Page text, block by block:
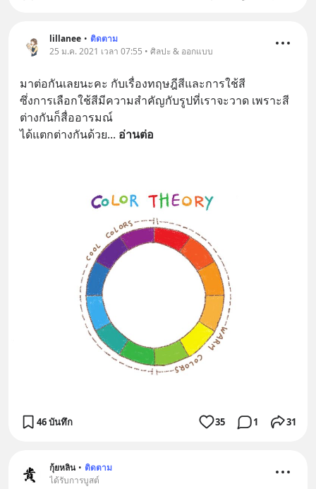
lillanee • ติดตาม
25 ม.ค. 2021 เวลา 07:55 • ศิลปะ & ออกแบบ
มาต่อกันเลยนะคะ กับเรื่องทฤษฎีสีและการใช้สี
ซึ่งการเลือกใช้สีมีความสำคัญกับรูปที่เราจะวาด เพราะสี
ต่างกันก็สื่ออารมณ์
ได้แตกต่างกันด้วย... อ่านต่อ
46 บันทึก 35 1 31
กุ้ยหลิน • ติดตาม
ได้รับการบูสต์